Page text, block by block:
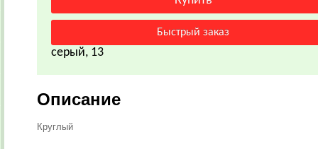
серый, 13
Описание
Круглый